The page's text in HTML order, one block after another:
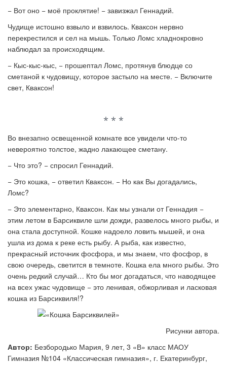
− Вот оно − моё проклятие! − завизжал Геннадий.
Чудище истошно взвыло и взвилось. Кваксон нервно
перекрестился и сел на мышь. Только Ломс хладнокровно
наблюдал за происходящим.
− Кыс-кыс-кыс, − прошептал Ломс, протянув блюдце со
сметаной к чудовищу, которое застыло на месте. − Включите
свет, Кваксон!
* * *
Во внезапно освещенной комнате все увидели что-то
невероятно толстое, жадно лакающее сметану.
− Что это? − спросил Геннадий.
− Это кошка, − ответил Кваксон. − Но как Вы догадались,
Ломс?
− Это элементарно, Кваксон. Как мы узнали от Геннадия −
этим летом в Барсиквиле шли дожди, развелось много рыбы, и
она стала доступной. Кошке надоело ловить мышей, и она
ушла из дома к реке есть рыбу. А рыба, как известно,
прекрасный источник фосфора, и мы знаем, что фосфор, в
свою очередь, светится в темноте. Кошка ела много рыбы. Это
очень редкий случай… Кто бы мог догадаться, что наводящее
на всех ужас чудовище − это ленивая, обжорливая и ласковая
кошка из Барсиквиля!?
Рисунки автора.
Автор: Безбородько Мария, 9 лет, 3 «В» класс МАОУ
Гимназия №104 «Классическая гимназия», г. Екатеринбург,